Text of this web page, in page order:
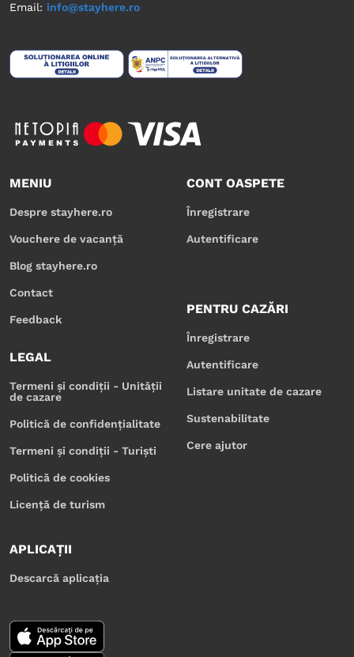
Email: info@stayhere.ro
MENIU
Despre stayhere.ro
Vouchere de vacanță
Blog stayhere.ro
Contact
Feedback
LEGAL
Termeni și condiții - Unității
de cazare
Politică de confidențialitate
Termeni și condiții - Turiști
Politică de cookies
Licență de turism
CONT OASPETE
Înregistrare
Autentificare
PENTRU CAZĂRI
Înregistrare
Autentificare
Listare unitate de cazare
Sustenabilitate
Cere ajutor
APLICAȚII
Descarcă aplicația